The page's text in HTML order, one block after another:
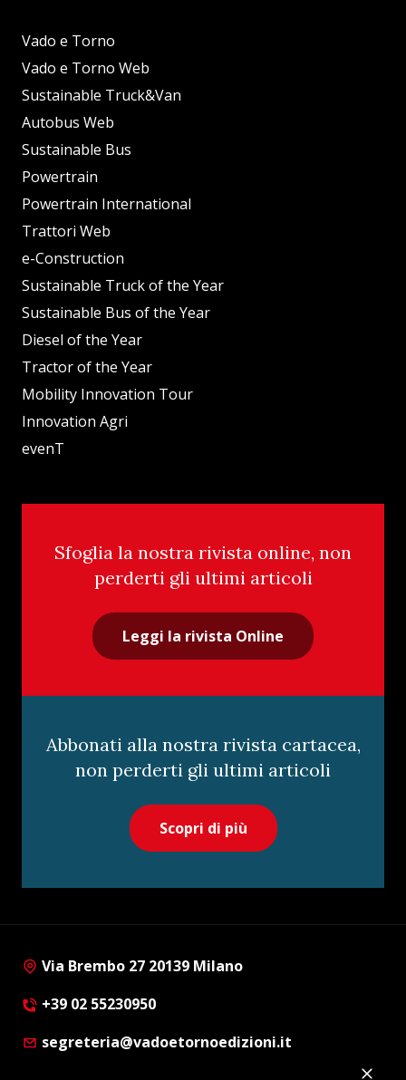
Vado e Torno
Vado e Torno Web
Sustainable Truck&Van
Autobus Web
Sustainable Bus
Powertrain
Powertrain International
Trattori Web
e-Construction
Sustainable Truck of the Year
Sustainable Bus of the Year
Diesel of the Year
Tractor of the Year
Mobility Innovation Tour
Innovation Agri
evenT
Sfoglia la nostra rivista online, non
perderti gli ultimi articoli
Leggi la rivista Online
Abbonati alla nostra rivista cartacea,
non perderti gli ultimi articoli
Scopri di più
Via Brembo 27 20139 Milano
+39 02 55230950
segreteria@vadoetornoedizioni.it